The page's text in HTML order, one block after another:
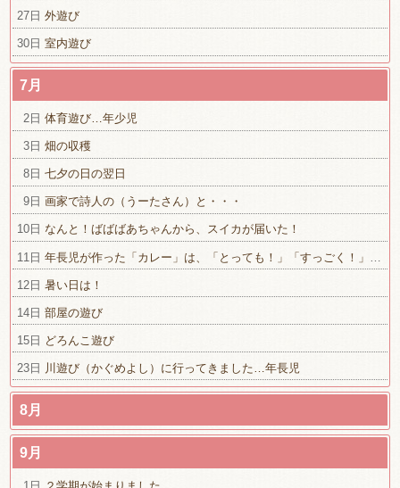
27日 外遊び
30日 室内遊び
7月
2日 体育遊び…年少児
3日 畑の収穫
8日 七夕の日の翌日
9日 画家で詩人の（うーたさん）と・・・
10日 なんと！ばばばあちゃんから、スイカが届いた！
11日 年長児が作った「カレー」は、「とっても！」「すっごく！」「本当に！」
12日 暑い日は！
14日 部屋の遊び
15日 どろんこ遊び
23日 川遊び（かぐめよし）に行ってきました…年長児
8月
9月